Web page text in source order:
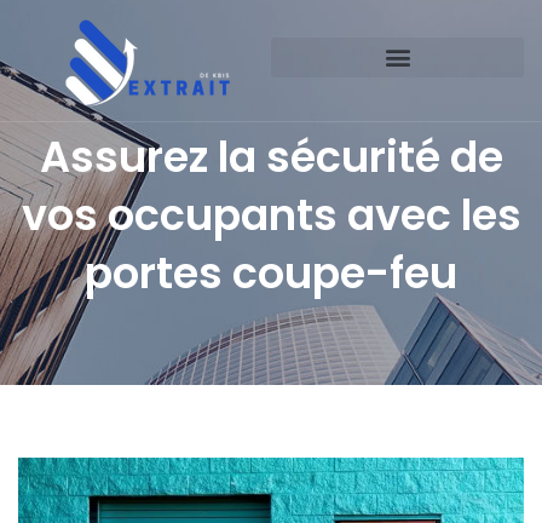
Assurez la sécurité de
vos occupants avec les
portes coupe-feu